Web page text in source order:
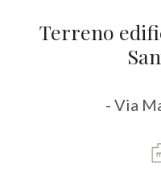
Terreno
- Via
multiscelta